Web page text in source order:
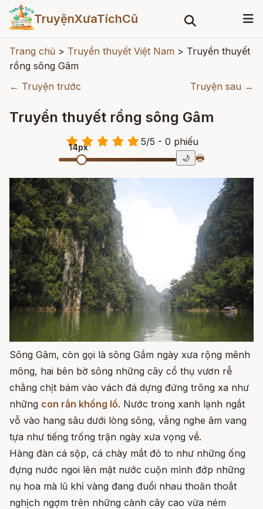
TruyệnXưaTíchCũ
Trang chủ > Truyền thuyết Việt Nam > Truyền thuyết
rồng sông Gâm
← Truyện trước
Truyện sau →
Truyền thuyết rồng sông Gâm
5/5 - 0 phiếu
14px
🌙 🖶
Sông Gâm, còn gọi là sông Gầm ngày xưa rộng mênh
mông, hai bên bờ sông những cây cổ thụ vươn rễ
chằng chịt bám vào vách đá dựng đứng trông xa như
những con rắn khổng lồ. Nước trong xanh lạnh ngắt
vỗ vào hang sâu dưới lòng sông, vẳng nghe âm vang
tựa như tiếng trống trận ngày xưa vọng về.
Hàng đàn cá sộp, cá chày mắt đỏ to như những ống
đựng nước ngoi lên mặt nước cuộn mình đớp những
nụ hoa mà lũ khỉ vàng đang đuổi nhau thoăn thoắt
nghịch ngợm trên những cành cây cao vừa ném